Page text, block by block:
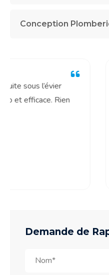
Conception
Canalisation
Plombiers-Local est
Service impeccable
Demande de